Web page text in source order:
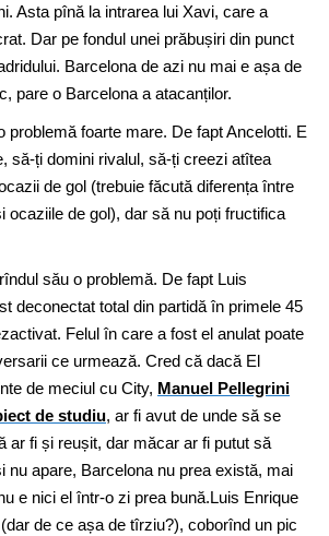
Asta pînă la intrarea lui Xavi, care a
Dar pe fondul unei prăbușiri din punct
Barcelona de azi nu mai e așa de
pare o Barcelona a atacanților.
problemă foarte mare. De fapt Ancelotti. E
să-ți domini rivalul, să-ți creezi atîtea
de gol (trebuie făcută diferența între
ocaziile de gol), dar să nu poți fructifica
său o problemă. De fapt Luis
deconectat total din partidă în primele 45
Felul în care a fost el anulat poate
ce urmează. Cred că dacă El
de meciul cu City, Manuel Pellegrini
de studiu, ar fi avut de unde să se
ar fi și reușit, dar măcar ar fi putut să
nu apare, Barcelona nu prea există, mai
e nici el într-o zi prea bună.Luis Enrique
de ce așa de tîrziu?), coborînd un pic